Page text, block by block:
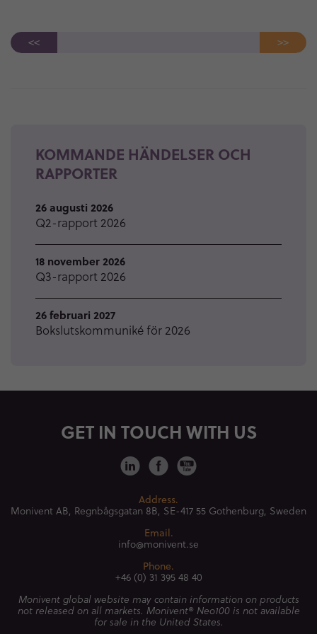
<< >>
KOMMANDE HÄNDELSER OCH
RAPPORTER
26 augusti 2026
Q2-rapport 2026
18 november 2026
Q3-rapport 2026
26 februari 2027
Bokslutskommuniké för 2026
GET IN TOUCH WITH US
Address.
Monivent AB, Regnbågsgatan 8B, SE-417 55 Gothenburg, Sweden
Email.
info@monivent.se
Phone.
+46 (0) 31 395 48 40
Monivent global website may contain information on products
not released on all markets. Monivent® Neo100 is not available
for sale in the United States.